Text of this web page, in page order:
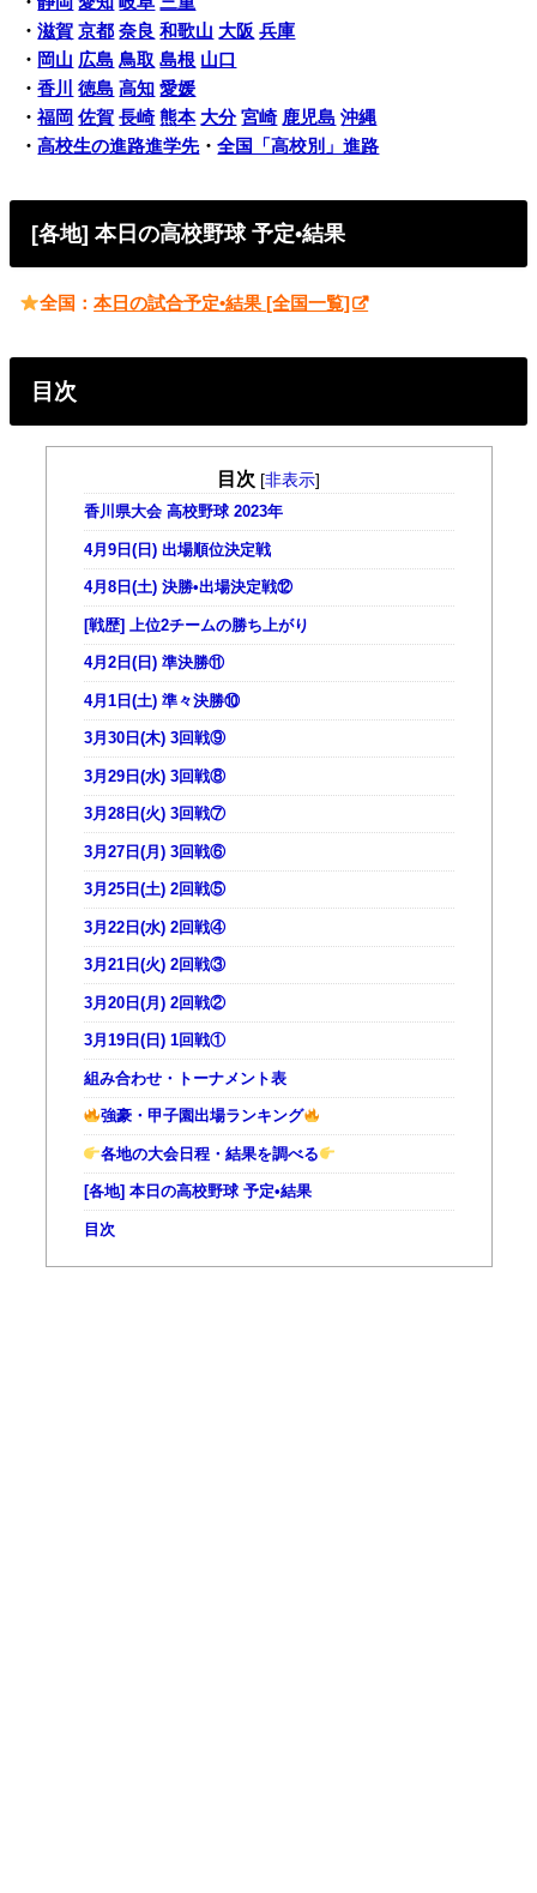
・滋賀 京都 奈良 和歌山 大阪 兵庫
・ 岡山 広島 鳥取 島根 山口
・香川 徳島 高知 愛媛
・福岡 佐賀 長崎 熊本 大分 宮崎 鹿児島 沖縄
・高校生の進路進学先・全国「高校別」進路
[各地] 本日の高校野球 予定•結果
全国：本日の試合予定•結果 [全国一覧]
目次
目次 [非表示]
香川県大会 高校野球 2023年
4月9日(日) 出場順位決定戦
4月8日(土) 決勝•出場決定戦⑫
[戦歴] 上位2チームの勝ち上がり
4月2日(日) 準決勝⑪
4月1日(土) 準々決勝⑩
3月30日(木) 3回戦⑨
3月29日(水) 3回戦⑧
3月28日(火) 3回戦⑦
3月27日(月) 3回戦⑥
3月25日(土) 2回戦⑤
3月22日(水) 2回戦④
3月21日(火) 2回戦③
3月20日(月) 2回戦②
3月19日(日) 1回戦①
組み合わせ・トーナメント表
強豪・甲子園出場ランキング
各地の大会日程・結果を調べる
[各地] 本日の高校野球 予定•結果
目次